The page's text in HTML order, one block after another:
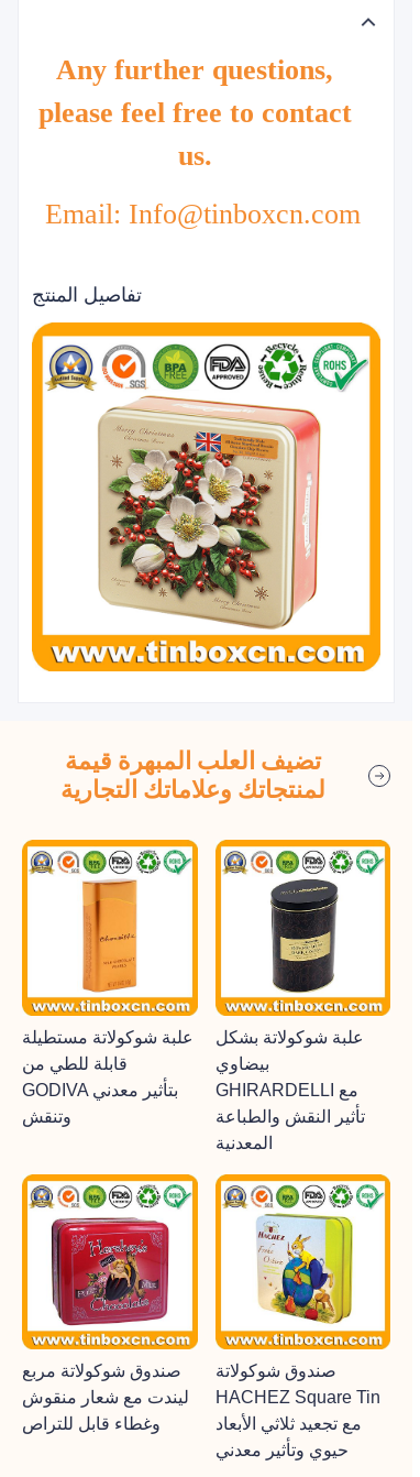
Any further questions,
please feel free to contact
us.
Email: Info@tinboxcn.com
تفاصيل المنتج
تضيف العلب المبهرة قيمة
لمنتجاتك وعلاماتك التجارية
علبة شوكولاتة مستطيلة
قابلة للطي من
GODIVA بتأثير معدني
وتنقش
علبة شوكولاتة بشكل
بيضاوي
GHIRARDELLI مع
تأثير النقش والطباعة
المعدنية
صندوق شوكولاتة مربع
ليندت مع شعار منقوش
وغطاء قابل للتراص
صندوق شوكولاتة
HACHEZ Square Tin
مع تجعيد ثلاثي الأبعاد
حيوي وتأثير معدني